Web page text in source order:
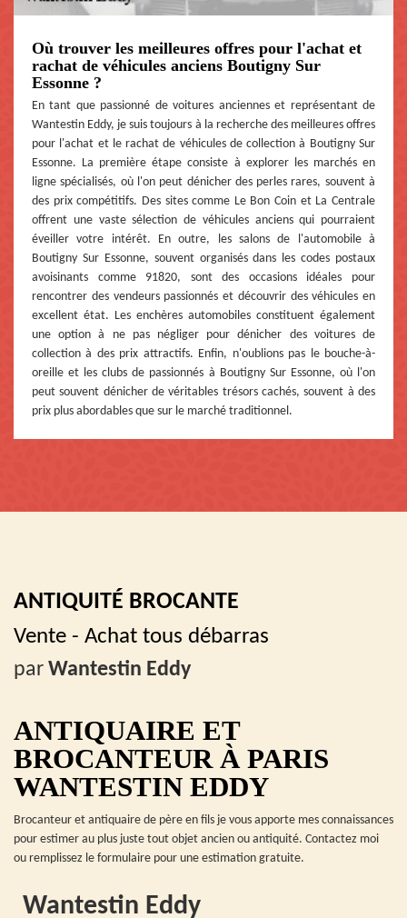
Où trouver les meilleures offres pour l'achat et
rachat de véhicules anciens Boutigny Sur
Essonne ?
En tant que passionné de voitures anciennes et représentant de
Wantestin Eddy, je suis toujours à la recherche des meilleures offres
pour l'achat et le rachat de véhicules de collection à Boutigny Sur
Essonne. La première étape consiste à explorer les marchés en
ligne spécialisés, où l'on peut dénicher des perles rares, souvent à
des prix compétitifs. Des sites comme Le Bon Coin et La Centrale
offrent une vaste sélection de véhicules anciens qui pourraient
éveiller votre intérêt. En outre, les salons de l'automobile à
Boutigny Sur Essonne, souvent organisés dans les codes postaux
avoisinants comme 91820, sont des occasions idéales pour
rencontrer des vendeurs passionnés et découvrir des véhicules en
excellent état. Les enchères automobiles constituent également
une option à ne pas négliger pour dénicher des voitures de
collection à des prix attractifs. Enfin, n'oublions pas le bouche-à-
oreille et les clubs de passionnés à Boutigny Sur Essonne, où l'on
peut souvent dénicher de véritables trésors cachés, souvent à des
prix plus abordables que sur le marché traditionnel.
ANTIQUITÉ BROCANTE
Vente - Achat tous débarras
par Wantestin Eddy
ANTIQUAIRE ET
BROCANTEUR À PARIS
WANTESTIN EDDY
Brocanteur et antiquaire de père en fils je vous apporte mes connaissances
pour estimer au plus juste tout objet ancien ou antiquité. Contactez moi
ou remplissez le formulaire pour une estimation gratuite.
Wantestin Eddy